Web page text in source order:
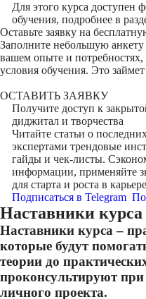
Для этого курса доступен
обучения, подробнее в
Оставьте заявку на
Заполните небольшую
вашем опыте и
условия обучения. Это
ОСТАВИТЬ ЗАЯВКУ
Получите доступ к
диджитал и творчества
Читайте статьи о
экспертами трендовые
гайды и чек-листы.
информации, применяйте
для старта и роста в карьере
Подписаться в Telegram
Наставники курса
Наставники курса –
которые будут
теории до
проконсультируют
личного проекта.